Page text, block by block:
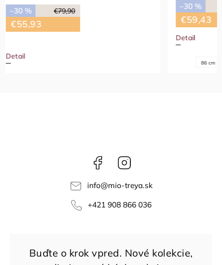
–30 %
€59,43
Facebook
info@mio-treya.sk
+421 908 866 036